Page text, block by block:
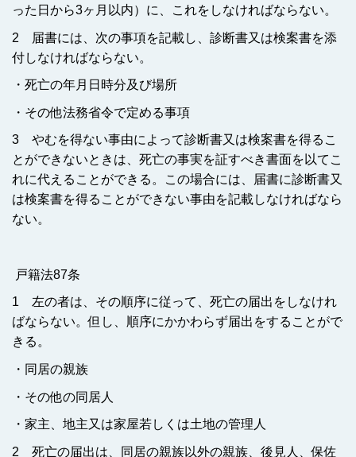
った日から3ヶ月以内）に、これをしなければならない。
2 届書には、次の事項を記載し、診断書又は検案書を添
付しなければならない。
・死亡の年月日時分及び場所
・その他法務省令で定める事項
3 やむを得ない事由によって診断書又は検案書を得るこ
とができないときは、死亡の事実を証すべき書面を以てこ
れに代えることができる。この場合には、届書に診断書又
は検案書を得ることができない事由を記載しなければなら
ない。
戸籍法87条
1 左の者は、その順序に従って、死亡の届出をしなけれ
ばならない。但し、順序にかかわらず届出をすることがで
きる。
・同居の親族
・その他の同居人
・家主、地主又は家屋若しくは土地の管理人
2 死亡の届出は、同居の親族以外の親族、後見人、保佐